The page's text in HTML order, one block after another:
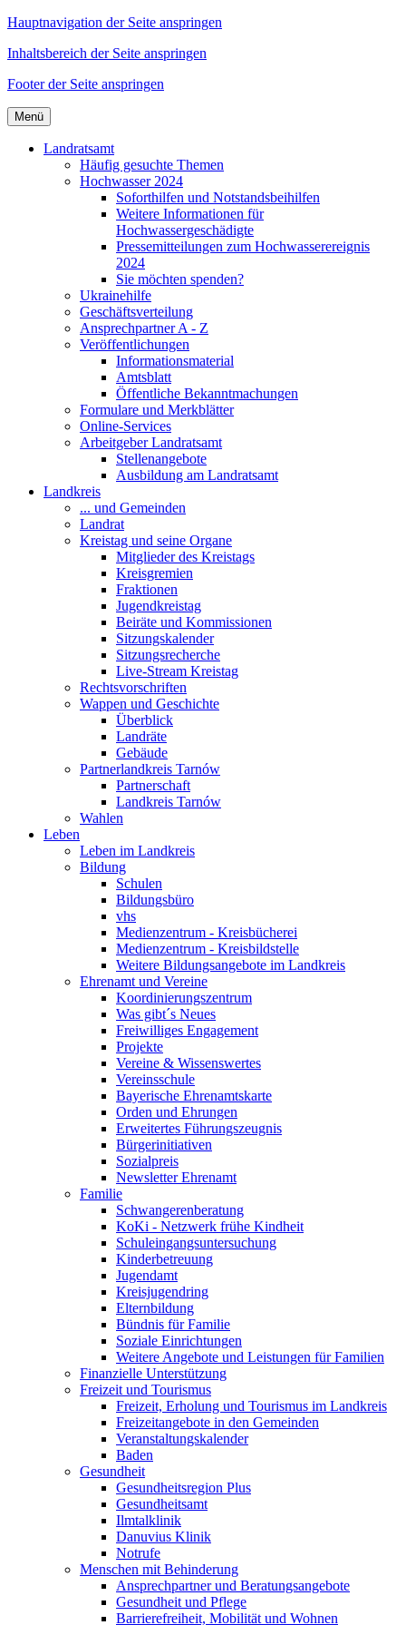
Hauptnavigation der Seite anspringen
Inhaltsbereich der Seite anspringen
Footer der Seite anspringen
Menü
Landratsamt
Häufig gesuchte Themen
Hochwasser 2024
Soforthilfen und Notstandsbeihilfen
Weitere Informationen für
Hochwassergeschädigte
Pressemitteilungen zum Hochwasserereignis
2024
Sie möchten spenden?
Ukrainehilfe
Geschäftsverteilung
Ansprechpartner A - Z
Veröffentlichungen
Informationsmaterial
Amtsblatt
Öffentliche Bekanntmachungen
Formulare und Merkblätter
Online-Services
Arbeitgeber Landratsamt
Stellenangebote
Ausbildung am Landratsamt
Landkreis
... und Gemeinden
Landrat
Kreistag und seine Organe
Mitglieder des Kreistags
Kreisgremien
Fraktionen
Jugendkreistag
Beiräte und Kommissionen
Sitzungskalender
Sitzungsrecherche
Live-Stream Kreistag
Rechtsvorschriften
Wappen und Geschichte
Überblick
Landräte
Gebäude
Partnerlandkreis Tarnów
Partnerschaft
Landkreis Tarnów
Wahlen
Leben
Leben im Landkreis
Bildung
Schulen
Bildungsbüro
vhs
Medienzentrum - Kreisbücherei
Medienzentrum - Kreisbildstelle
Weitere Bildungsangebote im Landkreis
Ehrenamt und Vereine
Koordinierungszentrum
Was gibt´s Neues
Freiwilliges Engagement
Projekte
Vereine & Wissenswertes
Vereinsschule
Bayerische Ehrenamtskarte
Orden und Ehrungen
Erweitertes Führungszeugnis
Bürgerinitiativen
Sozialpreis
Newsletter Ehrenamt
Familie
Schwangerenberatung
KoKi - Netzwerk frühe Kindheit
Schuleingangsuntersuchung
Kinderbetreuung
Jugendamt
Kreisjugendring
Elternbildung
Bündnis für Familie
Soziale Einrichtungen
Weitere Angebote und Leistungen für Familien
Finanzielle Unterstützung
Freizeit und Tourismus
Freizeit, Erholung und Tourismus im Landkreis
Freizeitangebote in den Gemeinden
Veranstaltungskalender
Baden
Gesundheit
Gesundheitsregion Plus
Gesundheitsamt
Ilmtalklinik
Danuvius Klinik
Notrufe
Menschen mit Behinderung
Ansprechpartner und Beratungsangebote
Gesundheit und Pflege
Barrierefreiheit, Mobilität und Wohnen